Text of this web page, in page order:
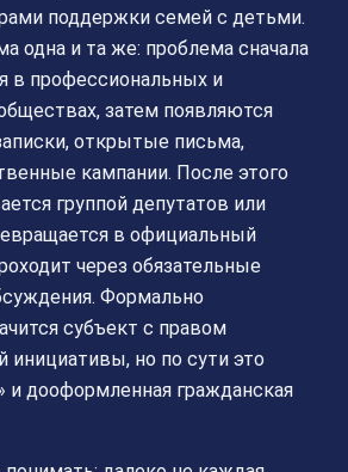
поддержки семей с детьми.
одна и та же: проблема сначала
в профессиональных и
затем появляются
открытые письма,
кампании. После этого
группой депутатов или
в официальный
через обязательные
Формально
субъект с правом
инициативы, но по сути это
и дооформленная гражданская